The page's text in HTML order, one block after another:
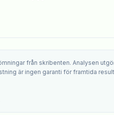
från skribenten. Analysen
är ingen garanti för framtida